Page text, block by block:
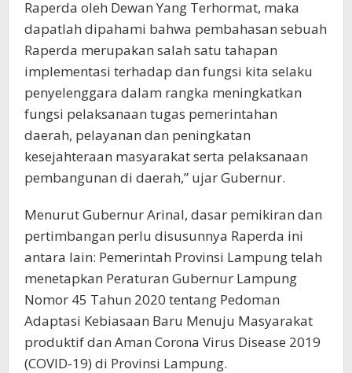
Raperda oleh Dewan Yang Terhormat, maka
dapatlah dipahami bahwa pembahasan sebuah
Raperda merupakan salah satu tahapan
implementasi terhadap dan fungsi kita selaku
penyelenggara dalam rangka meningkatkan
fungsi pelaksanaan tugas pemerintahan
daerah, pelayanan dan peningkatan
kesejahteraan masyarakat serta pelaksanaan
pembangunan di daerah,” ujar Gubernur.
Menurut Gubernur Arinal, dasar pemikiran dan
pertimbangan perlu disusunnya Raperda ini
antara lain: Pemerintah Provinsi Lampung telah
menetapkan Peraturan Gubernur Lampung
Nomor 45 Tahun 2020 tentang Pedoman
Adaptasi Kebiasaan Baru Menuju Masyarakat
produktif dan Aman Corona Virus Disease 2019
(COVID-19) di Provinsi Lampung.